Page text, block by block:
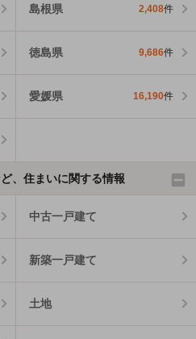
島根県 2,408件
徳島県 9,686件
愛媛県 16,190件
、住まいに関する情報
中古一戸建て
新築一戸建て
土地